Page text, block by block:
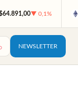
▼ 0,1%
NEWSLETTER